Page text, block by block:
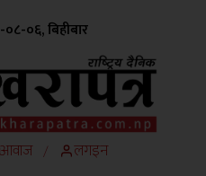
०६, बिहीबार
आवाज / लगइन